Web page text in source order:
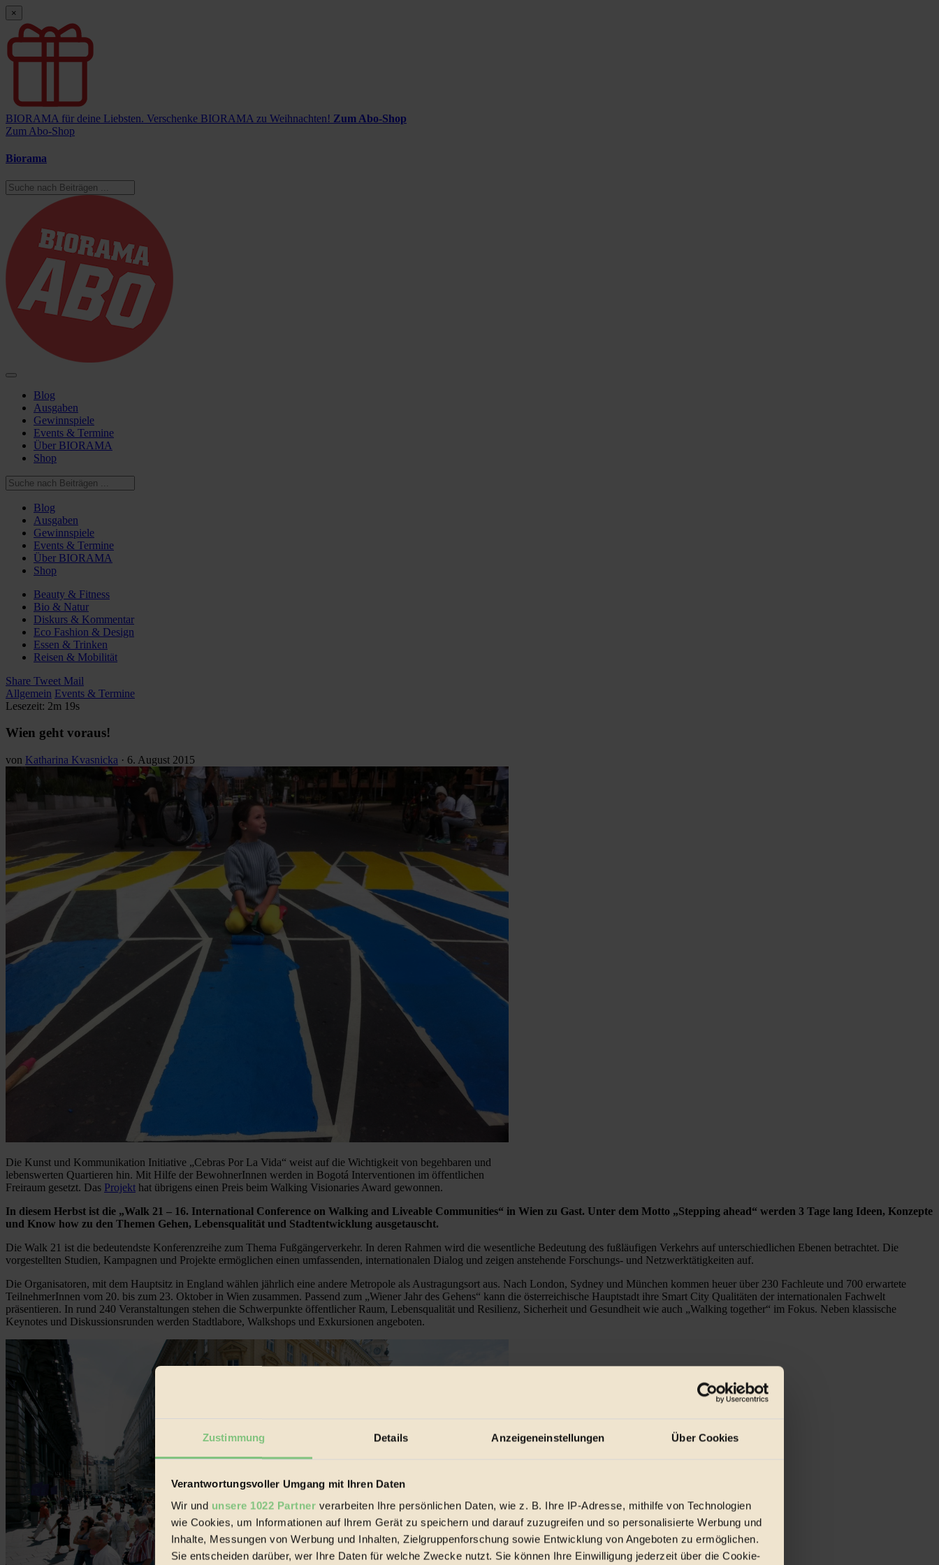
Zustimmung Details Anzeigeneinstellungen Über Cookies
Verantwortungsvoller Umgang mit Ihren Daten
Wir und unsere 1022 Partner verarbeiten Ihre persönlichen Daten, wie z. B. Ihre IP-Adresse, mithilfe von Technologien
wie Cookies, um Informationen auf Ihrem Gerät zu speichern und darauf zuzugreifen und so personalisierte Werbung und
Inhalte, Messungen von Werbung und Inhalten, Zielgruppenforschung sowie Entwicklung von Angeboten zu ermöglichen.
Sie entscheiden darüber, wer Ihre Daten für welche Zwecke nutzt. Sie können Ihre Einwilligung jederzeit über die Cookie-
×
BIORAMA für deine Liebsten. Verschenke BIORAMA zu Weihnachten! Zum Abo-Shop
Zum Abo-Shop
Biorama
Blog
Ausgaben
Gewinnspiele
Events & Termine
Über BIORAMA
Shop
Blog
Ausgaben
Gewinnspiele
Events & Termine
Über BIORAMA
Shop
Beauty & Fitness
Bio & Natur
Diskurs & Kommentar
Eco Fashion & Design
Essen & Trinken
Reisen & Mobilität
Share Tweet Mail
Allgemein Events & Termine
Lesezeit: 2m 19s
Wien geht voraus!
von Katharina Kvasnicka · 6. August 2015
Die Kunst und Kommunikation Initiative „Cebras Por La Vida“ weist auf die Wichtigkeit von begehbaren und
lebenswerten Quartieren hin. Mit Hilfe der BewohnerInnen werden in Bogotá Interventionen im öffentlichen
Freiraum gesetzt. Das Projekt hat übrigens einen Preis beim Walking Visionaries Award gewonnen.
In diesem Herbst ist die „Walk 21 – 16. International Conference on Walking and Liveable Communities“ in Wien zu Gast. Unter dem Motto „Stepping ahead“ werden 3 Tage lang Ideen, Konzepte
und Know how zu den Themen Gehen, Lebensqualität und Stadtentwicklung ausgetauscht.
Die Walk 21 ist die bedeutendste Konferenzreihe zum Thema Fußgängerverkehr. In deren Rahmen wird die wesentliche Bedeutung des fußläufigen Verkehrs auf unterschiedlichen Ebenen betrachtet. Die
vorgestellten Studien, Kampagnen und Projekte ermöglichen einen umfassenden, internationalen Dialog und zeigen anstehende Forschungs- und Netzwerktätigkeiten auf.
Die Organisatoren, mit dem Hauptsitz in England wählen jährlich eine andere Metropole als Austragungsort aus. Nach London, Sydney und München kommen heuer über 230 Fachleute und 700 erwartete
TeilnehmerInnen vom 20. bis zum 23. Oktober in Wien zusammen. Passend zum „Wiener Jahr des Gehens“ kann die österreichische Hauptstadt ihre Smart City Qualitäten der internationalen Fachwelt
präsentieren. In rund 240 Veranstaltungen stehen die Schwerpunkte öffentlicher Raum, Lebensqualität und Resilienz, Sicherheit und Gesundheit wie auch „Walking together“ im Fokus. Neben klassische
Keynotes und Diskussionsrunden werden Stadtlabore, Walkshops und Exkursionen angeboten.